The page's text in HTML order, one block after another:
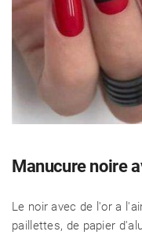
Manucure noire
Le noir avec de l'or a
paillettes, de papier